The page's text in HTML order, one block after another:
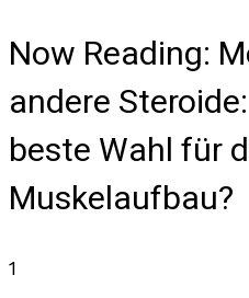
Now Reading:
andere
beste Wahl für
Muskelaufbau?
1